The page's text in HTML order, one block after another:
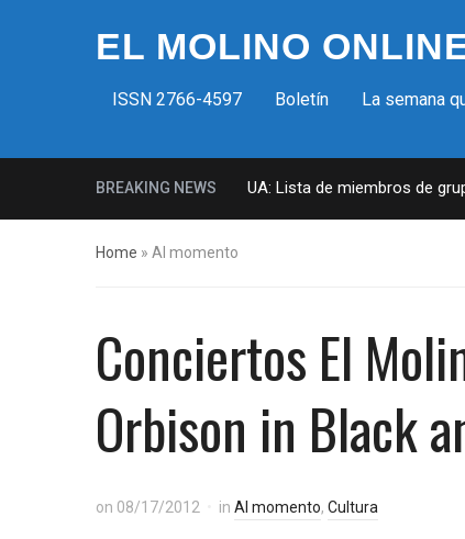
EL MOLINO
ISSN 2766-4597 Boletín La semana
BREAKING NEWS
Milicias fascistas en EUA: Lista de miembros de grupo
Home » Al momento
Conciertos El
Orbison in Black
on 08/17/2012 in Al momento, Cultura